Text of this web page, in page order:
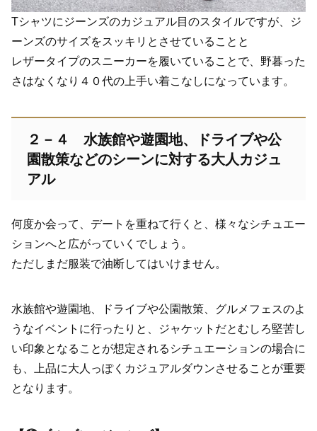
Tシャツにジーンズのカジュアル目のスタイルですが、ジ
ーンズのサイズをスッキリとさせていることと
レザータイプのスニーカーを履いていることで、野暮った
さはなくなり４０代の上手い着こなしになっています。
２－４ 水族館や遊園地、ドライブや公
園散策などのシーンに対する大人カジュ
アル
何度か会って、デートを重ねて行くと、様々なシチュエー
ションへと広がっていくでしょう。
ただしまだ服装で油断してはいけません。
水族館や遊園地、ドライブや公園散策、グルメフェスのよ
うなイベントに行ったりと、ジャケットだとむしろ堅苦し
い印象となることが想定されるシチュエーションの場合に
も、上品に大人っぽくカジュアルダウンさせることが重要
となります。